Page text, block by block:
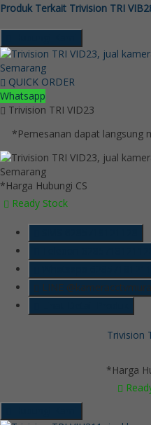
Produk Terkait Trivision TRI
QUICK ORDER
Whatsapp
Trivision TRI VID23
*Pemesanan dapat langsung
*Harga Hubungi CS
Ready Stock
LINE
Trivision
*Harga